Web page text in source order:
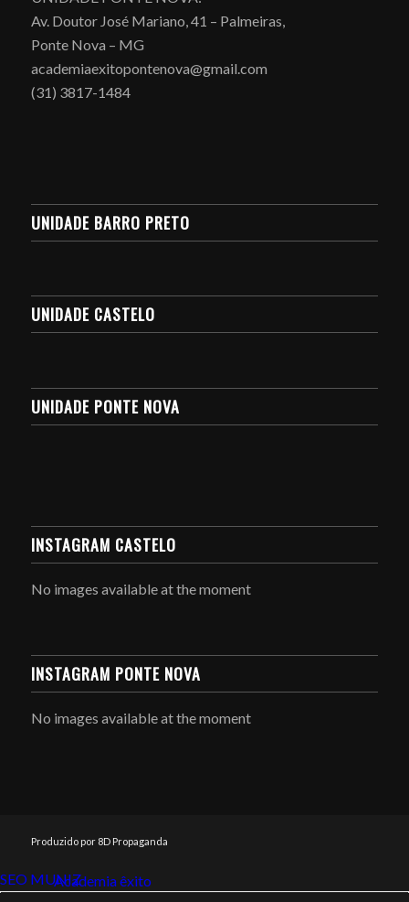
Av. Doutor José Mariano, 41 – Palmeiras,
Ponte Nova – MG
academiaexitopontenova@gmail.com
(31) 3817-1484
UNIDADE BARRO PRETO
UNIDADE CASTELO
UNIDADE PONTE NOVA
INSTAGRAM CASTELO
No images available at the moment
INSTAGRAM PONTE NOVA
No images available at the moment
Produzido por 8D Propaganda
SEO MUNIZ
Link112Academia êxito